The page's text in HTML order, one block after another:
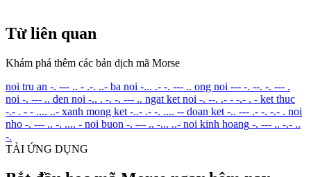
Từ liên quan
Khám phá thêm các bản dịch mã Morse
noi tru an -. --- .. - .-. ..- ba noi -... .- -. --- .. ong noi --- -. --. -. --- .
noi -. --- .. den noi -.. . -. -. --- .. ngat ket noi -. --. .- - -.- . - ket thuc
-.- . - - .... ..- xanh mong ket -..- .- -. .... -- doan ket -.. --- .- -. -.- . noi
nho -. --- .. -. .... - noi buon -. --- .. -... ..- noi kinh hoang -. --- .. -.- ..
-.
TẢI ỨNG DỤNG